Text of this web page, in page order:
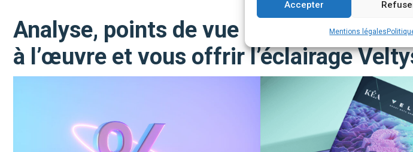
Accepter
Mentions légales
Analyse, points de vue et études pour
à l’œuvre et vous offrir l’éclairage